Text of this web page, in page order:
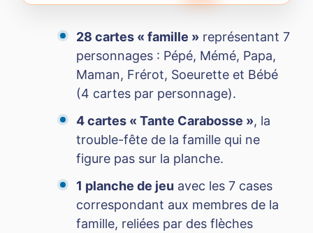
28 cartes « famille » représentant 7
personnages : Pépé, Mémé, Papa,
Maman, Frérot, Soeurette et Bébé
(4 cartes par personnage).
4 cartes « Tante Carabosse », la
trouble-fête de la famille qui ne
figure pas sur la planche.
1 planche de jeu avec les 7 cases
correspondant aux membres de la
famille, reliées par des flèches